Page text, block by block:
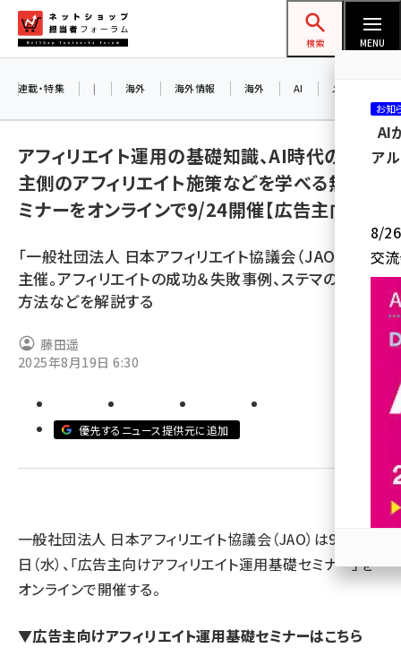
ン
ネットショップ担当者フォーラム
検索 MENU
amazon (2255)
楽天 (1874)
ecbeing (1210)
アスクル (1122)
base (1081)
ビィ・フォアード (776)
revico (744)
連載・特集 | 海外 海外情報 海外 AI メタバース
アフィリエイト運用の基礎知識、AI時代の広告
主側のアフィリエイト施策などを学べる無料セ
ミナーをオンラインで9/24開催【広告主向け】
「一般社団法人 日本アフィリエイト協議会（JAO）」が
主催。アフィリエイトの成功＆失敗事例、ステマの対応
方法などを解説する
藤田遥
2025年8月19日 6:30
優先するニュース提供元に追加
一般社団法人 日本アフィリエイト協議会（JAO）は9月24
日（水）、「広告主向けアフィリエイト運用基礎セミナー」を
オンラインで開催する。
▼広告主向けアフィリエイト運用基礎セミナーはこちら
お知
AI
ア
8/26
交
参